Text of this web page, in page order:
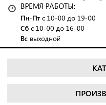
ВРЕМЯ РАБОТЫ:
Пн-Пт с 10-00 до 19-00
Сб с 10-00 до 16-00
Вс выходной